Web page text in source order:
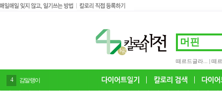
떼르드글라... 떼
4 감말랭이